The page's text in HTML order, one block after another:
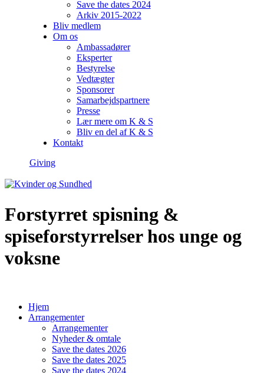
Save the dates 2024
Arkiv 2015-2022
Bliv medlem
Om os
Ambassadører
Eksperter
Bestyrelse
Vedtægter
Sponsorer
Samarbejdspartnere
Presse
Lær mere om K & S
Bliv en del af K & S
Kontakt
Giving
Forstyrret spisning &
spiseforstyrrelser hos unge og
voksne
Hjem
Arrangementer
Arrangementer
Nyheder & omtale
Save the dates 2026
Save the dates 2025
Save the dates 2024